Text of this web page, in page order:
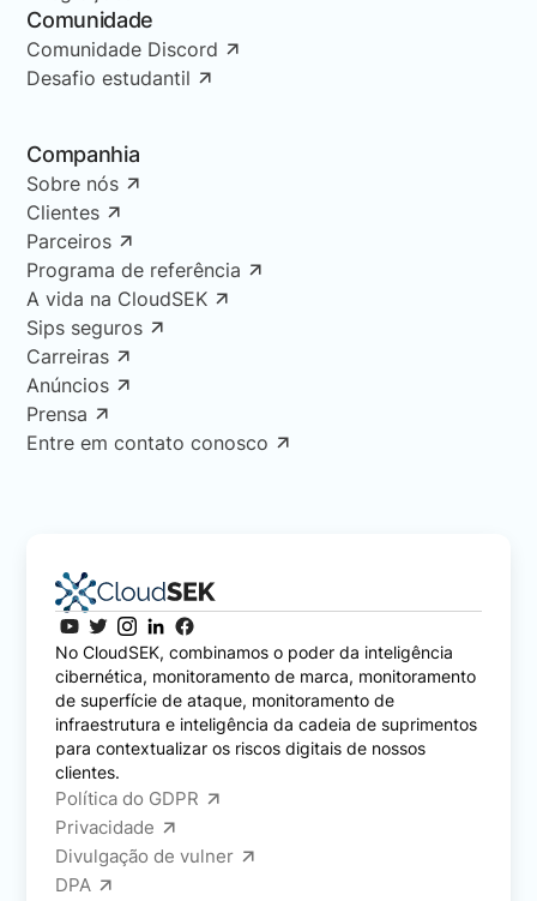
Comunidade
Comunidade Discord
Desafio estudantil
Companhia
Sobre nós
Clientes
Parceiros
Programa de referência
A vida na CloudSEK
Sips seguros
Carreiras
Anúncios
Prensa
Entre em contato conosco
No CloudSEK, combinamos o poder da inteligência
cibernética, monitoramento de marca, monitoramento
de superfície de ataque, monitoramento de
infraestrutura e inteligência da cadeia de suprimentos
para contextualizar os riscos digitais de nossos
clientes.
Política do GDPR
Privacidade
Divulgação de vulner
DPA